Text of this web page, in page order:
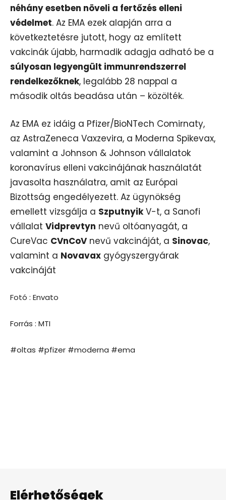
néhány esetben növeli a fertőzés elleni
védelmet. Az EMA ezek alapján arra a
következtetésre jutott, hogy az említett
vakcinák újabb, harmadik adagja adható be a
súlyosan legyengült immunrendszerrel
rendelkezőknek, legalább 28 nappal a
második oltás beadása után – közölték.
Az EMA ez idáig a Pfizer/BioNTech Comirnaty,
az AstraZeneca Vaxzevira, a Moderna Spikevax,
valamint a Johnson & Johnson vállalatok
koronavírus elleni vakcinájának használatát
javasolta használatra, amit az Európai
Bizottság engedélyezett. Az ügynökség
emellett vizsgálja a SzputnyikV-t, a Sanofi
vállalat Vidprevtyn nevű oltóanyagát, a
CureVac CVnCoV nevű vakcináját, a Sinovac,
valamint a Novavax gyógyszergyárak
vakcináját
Fotó : Envato
Forrás : MTI
#oltas #pfizer #moderna #ema
Elérhetőségek